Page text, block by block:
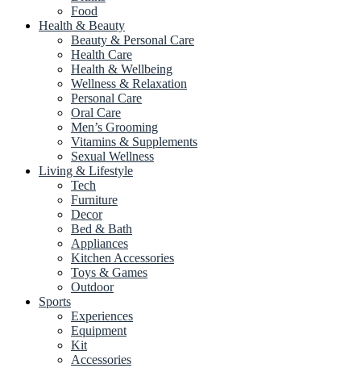
Food
Health & Beauty
Beauty & Personal Care
Health Care
Health & Wellbeing
Wellness & Relaxation
Personal Care
Oral Care
Men’s Grooming
Vitamins & Supplements
Sexual Wellness
Living & Lifestyle
Tech
Furniture
Decor
Bed & Bath
Appliances
Kitchen Accessories
Toys & Games
Outdoor
Sports
Experiences
Equipment
Kit
Accessories